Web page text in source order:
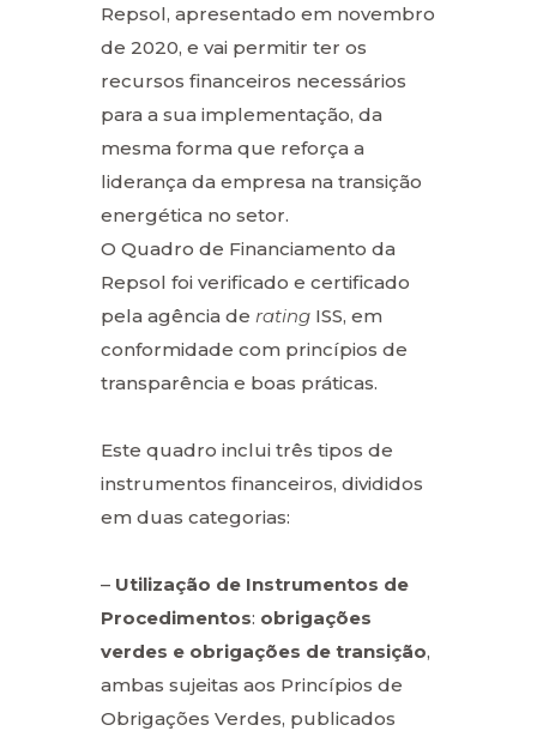
Repsol, apresentado em novembro
de 2020, e vai permitir ter os
recursos financeiros necessários
para a sua implementação, da
mesma forma que reforça a
liderança da empresa na transição
energética no setor.
O Quadro de Financiamento da
Repsol foi verificado e certificado
pela agência de rating ISS, em
conformidade com princípios de
transparência e boas práticas.
Este quadro inclui três tipos de
instrumentos financeiros, divididos
em duas categorias:
– Utilização de Instrumentos de
Procedimentos: obrigações
verdes e obrigações de transição,
ambas sujeitas aos Princípios de
Obrigações Verdes, publicados